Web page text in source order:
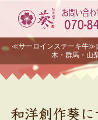
≪サーロインステーキ牛
木・群馬・山
和洋創作葵に